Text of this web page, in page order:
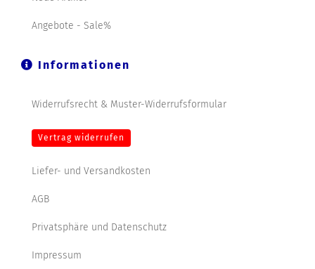
Angebote - Sale%
Informationen
Widerrufsrecht & Muster-Widerrufsformular
Vertrag widerrufen
Liefer- und Versandkosten
AGB
Privatsphäre und Datenschutz
Impressum